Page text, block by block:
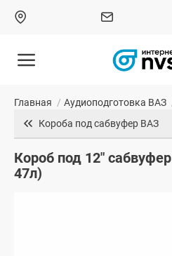
Главная / Аудиоподготовка ВАЗ
Короба под сабвуфер ВАЗ
Короб под 12"
47л)